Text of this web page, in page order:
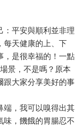
：平安與順利並非理
每天健康的上、下
，是很幸福的！一點
景，不是嗎？原本
跟大家分享美好的事
端，我可以嗅得出其
味，饑餓的胃腸忍不